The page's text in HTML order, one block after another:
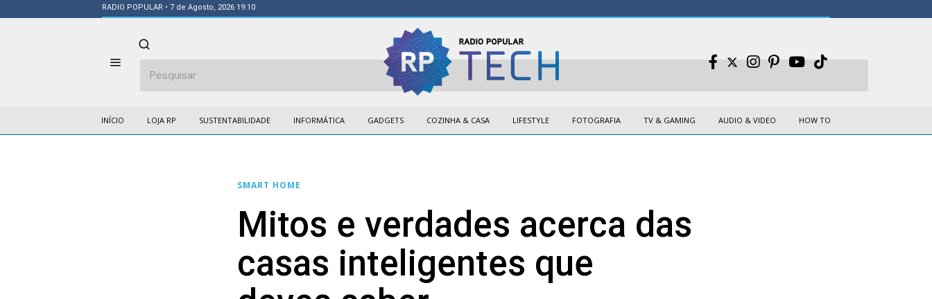
RADIO POPULAR • 7 de Agosto, 2026 19:10
INÍCIO LOJA RP SUSTENTABILIDADE INFORMÁTICA GADGETS COZINHA & CASA LIFESTYLE FOTOGRAFIA TV & GAMING AUDIO & VIDEO HOW TO
SMART HOME
Mitos e verdades acerca das
casas inteligentes que